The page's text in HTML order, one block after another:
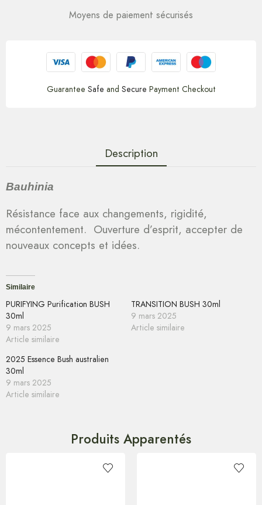
Moyens de paiement sécurisés
Guarantee Safe and Secure Payment Checkout
Description
Bauhinia
Résistance face aux changements, rigidité,
mécontentement. Ouverture d’esprit, accepter de
nouveaux concepts et idées.
Similaire
PURIFYING Purification BUSH
30ml
9 mars 2025
Article similaire
TRANSITION BUSH 30ml
9 mars 2025
Article similaire
2025 Essence Bush australien
30ml
9 mars 2025
Article similaire
Produits Apparentés